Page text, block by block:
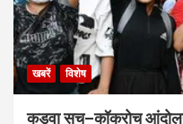
खबरें विशेष
कड़वा सच–कॉकरोच